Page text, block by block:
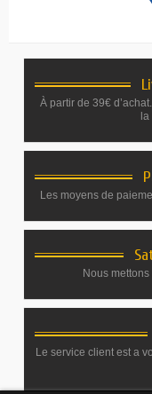
À partir de 39€
Les moyens de
Nous
Le service client est a